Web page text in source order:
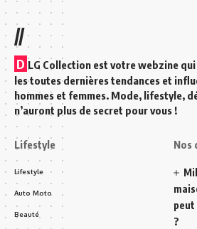
//
D LG Collection est votre webzine
les toutes dernières tendances et
hommes et femmes. Mode, lifestyle,
n’auront plus de secret pour vous !
Lifestyle
Lifestyle
Auto Moto
Beauté
Nos
peut
?